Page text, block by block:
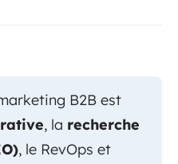
B2B est
, la recherche
, le RevOps et